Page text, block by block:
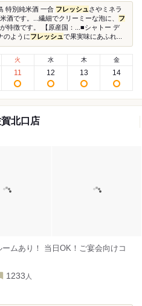
特別純米酒 一合 フレッシュ さやミネラ
酒です。...繊細でクリーミーな泡に、 フ
特徴です。 【原産国：...■シャトー デ
のようにフレッシュ で果実味にあふれ...
火
11
水
12
木
13
金
14
北口店
ームあり！ 当日OK！ご宴会向けコ
1233 人